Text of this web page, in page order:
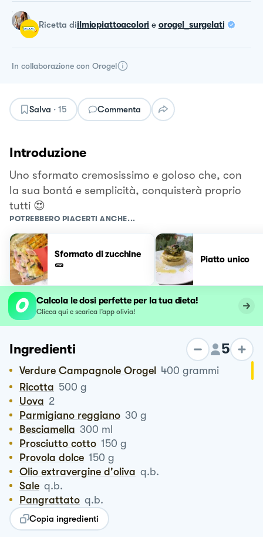
ricetta diilmiopiattoacolori e orogel_surgelati
In collaborazione con Orogel
Salva · 15 Commenta
Introduzione
Uno sformato cremosissimo e goloso che, con
la sua bontá e semplicità, conquisterà proprio
tutti 😍
POTREBBERO PIACERTI ANCHE...
Sformato di zucchine
🥒
Piatto unico
Calcola le dosi perfette per la tua dieta!
Clicca qui e scarica l’app olivia!
Ingredienti 5
Verdure Campagnole Orogel 400 grammi
Ricotta 500 g
Uova 2
Parmigiano reggiano 30 g
Besciamella 300 ml
Prosciutto cotto 150 g
Provola dolce 150 g
Olio extravergine d'oliva q.b.
Sale q.b.
Pangrattato q.b.
Copia ingredienti